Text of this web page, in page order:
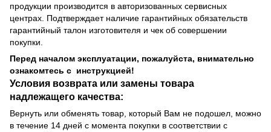
продукции производится в авторизованных сервисных
центрах. Подтверждает наличие гарантийных обязательств
гарантийный талон изготовителя и чек об совершении
покупки.
Перед началом эксплуатации, пожалуйста, внимательно
ознакомтесь с инструкцией!
Условия возврата или замены товара
надлежащего качества:
Вернуть или обменять товар, который Вам не подошел, можно
в течение 14 дней с момента покупки в соответствии с